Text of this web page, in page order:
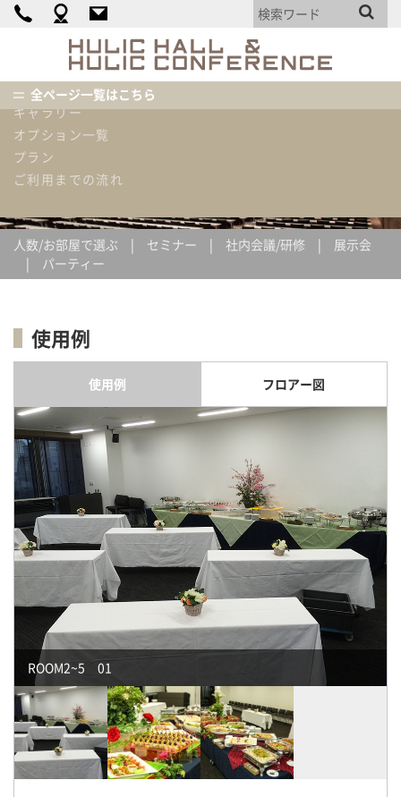
&
全ページ一覧はこちら
カンファレンス詳細
機材・備品・設備リスト
使用内容例
ギャラリー
オプション一覧
プラン
ご利用までの流れ
ホーム
使用内容例
人数/お部屋で選ぶ セミナー 社内会議/研修
展示会
パーティー
使用例
使用例 フロアー図
ROOM2~5 01